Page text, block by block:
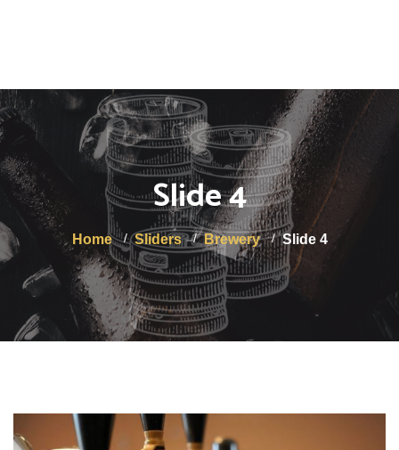
Accueil
La Brasserie
A propos de nous
Boutique
Services aux professionnels
Actualités
Slide 4
Home Sliders Brewery Slide 4